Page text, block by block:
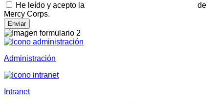
He leído y acepto la
de
Mercy Corps.
Enviar
Administración
Intranet